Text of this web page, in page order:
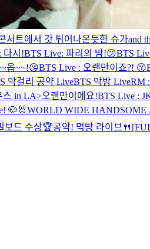
서트에서 갓 튀어나온듯한 슈가and
다시!BTS Live: 파리의 밤!😕BTS
옵~~!😘BTS Live : 오랜만이죠?! 😗
막걸리 공약 LiveBTS 막방 LiveRM
스 in LA>오랜만이에요!BTS Live :
🐶🐰WORLD WIDE HANDSOME
보드 수상🏆공약! 먹방 라이브🍴